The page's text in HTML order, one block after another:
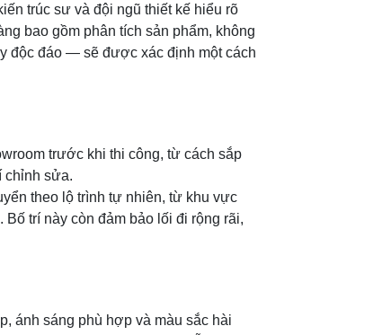
trúc sư và đội ngũ thiết kế hiểu rõ
bao gồm phân tích sản phẩm, không
độc đáo — sẽ được xác định một cách
trước khi thi công, từ cách sắp
chỉnh sửa.
theo lộ trình tự nhiên, từ khu vực
trí này còn đảm bảo lối đi rộng rãi,
ánh sáng phù hợp và màu sắc hài